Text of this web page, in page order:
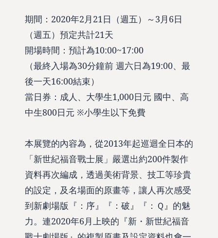
期間：2020年2月21日（週五）～3月6日
（週五）預定共計21天
開場時間：預計為10:00~17:00
（最終入場為30分鐘前 週六日為19:00、最
後一天16:00結束）
當日券：成人、大學生1,000日元 國中、高
中生800日元 ※小學生以下免費
本展覽的內容為，從2013年起巡迴全日本的
「新世紀福音戰士展」嚴選出約200件製作
資料再次編成，透過美術背景、技工等珍貴
的設定，及名場面的原畫等，讓人再次感受
到新劇場版『：序』『：破』『：Ｑ』的魅
力。連2020年6月上映的『新・新世紀福音